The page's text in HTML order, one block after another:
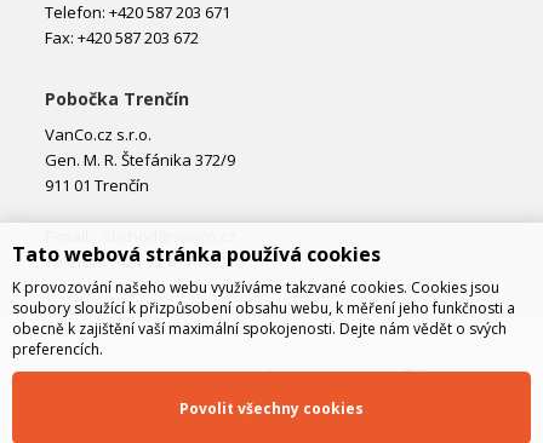
Telefon: +420 587 203 671
Fax: +420 587 203 672
Pobočka Trenčín
VanCo.cz s.r.o.
Gen. M. R. Štefánika 372/9
911 01 Trenčín
Telefon: +421 32 877 74 02
Tato webová stránka používá cookies
K provozování našeho webu využíváme takzvané cookies. Cookies jsou
soubory sloužící k přizpůsobení obsahu webu, k měření jeho funkčnosti a
obecně k zajištění vaší maximální spokojenosti. Dejte nám vědět o svých
preferencích.
Povolit všechny cookies